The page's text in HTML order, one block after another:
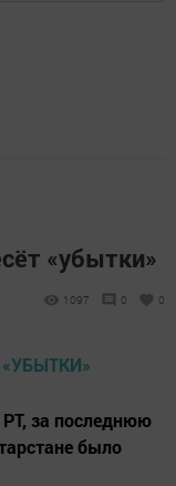
«убытки»
1097 0 0
за последнюю
было